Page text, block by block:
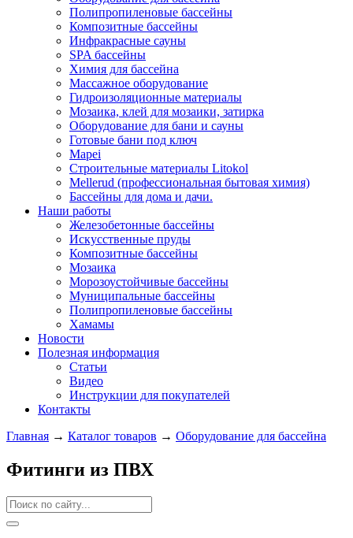
Полипропиленовые бассейны
Композитные бассейны
Инфракрасные сауны
SPA бассейны
Химия для бассейна
Массажное оборудование
Гидроизоляционные материалы
Мозаика, клей для мозаики, затирка
Оборудование для бани и сауны
Готовые бани под ключ
Mapei
Строительные материалы Litokol
Mellerud (профессиональная бытовая химия)
Бассейны для дома и дачи.
Наши работы
Железобетонные бассейны
Искусственные пруды
Композитные бассейны
Мозаика
Морозоустойчивые бассейны
Муниципальные бассейны
Полипропиленовые бассейны
Хамамы
Новости
Полезная информация
Статьи
Видео
Инструкции для покупателей
Контакты
Главная → Каталог товаров → Оборудование для бассейна
Фитинги из ПВХ